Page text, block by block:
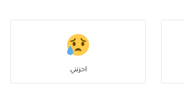
أحزنني